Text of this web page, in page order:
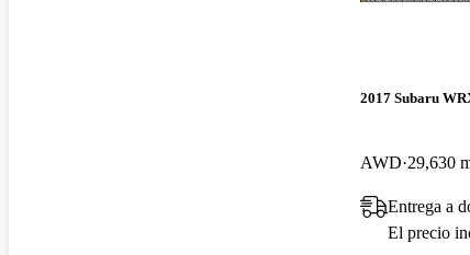
2017 Subaru
AWD 29,630
Entrega a
El precio